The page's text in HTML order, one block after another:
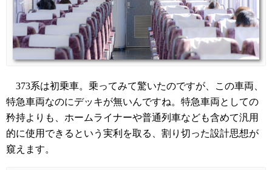
373系は初乗車。乗ってみて驚いたのですが、この車両、
特急車両なのにデッキが無いんですね。特急車両としての
矜持よりも、ホームライナーや普通列車なども含めて汎用
的に使用できるという実利を取る、割り切った設計思想が
窺えます。